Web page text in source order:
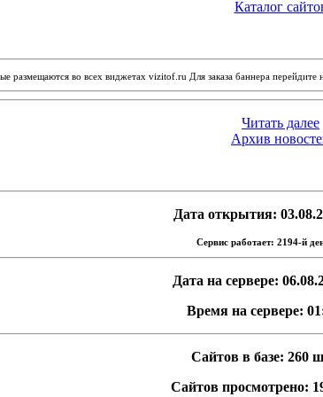
Каталог
размещаются во всех виджетах vizitof.ru Для заказа баннера перейдите
Читать далее
Архив
Дата открытия:
Сервис работает: 2194-й
Дата на сервере:
Время на сервере:
Сайтов в базе: 260
Сайтов просмотрено: